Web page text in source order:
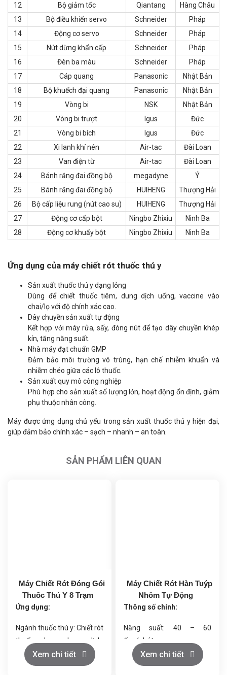
12
Bộ giảm tốc Qiantang
Hàng Châu
13
Bộ điều khiển servo Schneider
Pháp
14
Động cơ servo Schneider
Pháp
15
Nút dừng khẩn cấp Schneider
Pháp
16
Đèn ba màu Schneider
Pháp
17
Cáp quang Panasonic
Nhật Bản
18
Bộ khuếch đại quang Panasonic
Nhật Bản
19
Vòng bi NSK
Nhật Bản
20
Vòng bi trượt Igus
Đức
21
Vòng bi bích Igus
Đức
22
Xi lanh khí nén Air-tac
Đài Loan
23
Van điện từ Air-tac
Đài Loan
24
Bánh răng đai đồng bộ megadyne
Ý
25
Bánh răng đai đồng bộ HUIHENG
Thượng Hải
26
Bộ cấp liệu rung (nút cao su) HUIHENG
Thượng Hải
27
Động cơ cấp bột Ningbo Zhixiu
Ninh Ba
28
Động cơ khuấy bột Ningbo Zhixiu Ninh Ba
Ứng dụng của máy chiết rót thuốc thú y
Sản xuất thuốc thú y dạng lỏng
Dùng để chiết thuốc tiêm, dung dịch uống, vaccine vào
chai/lọ với độ chính xác cao.
Dây chuyền sản xuất tự động
Kết hợp với máy rửa, sấy, đóng nút để tạo dây chuyền khép
kín, tăng năng suất.
Nhà máy đạt chuẩn GMP
Đảm bảo môi trường vô trùng, hạn chế nhiễm khuẩn và
nhiễm chéo giữa các lô thuốc.
Sản xuất quy mô công nghiệp
Phù hợp cho sản xuất số lượng lớn, hoạt động ổn định, giảm
phụ thuộc nhân công.
Máy được ứng dụng chủ yếu trong sản xuất thuốc thú y hiện đại,
giúp đảm bảo chính xác – sạch – nhanh – an toàn.
SẢN PHẨM LIÊN QUAN
Máy Chiết Rót Đóng Gói
Thuốc Thú Y 8 Trạm
Ứng dụng:
Ngành thuốc thú y: Chiết rót
thuốc dạng dung dịch,
kháng sinh, thuốc bổ
Ngành dược phẩm: Dung
Xem chi tiết
Máy Chiết Rót Hàn Tuýp
Nhôm Tự Động
Thông số chính:
Năng suất: 40 – 60
ống/phút
Dung tích chiết rót: 20 –
120 ml
Xem chi tiết